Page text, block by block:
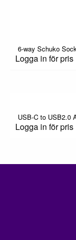
6-way Schuko
Logga in för pris
USB-C to USB2.0
Logga in för pris